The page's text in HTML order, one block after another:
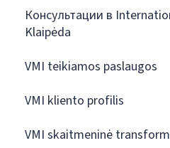
Консультации в
Klaipėda
VMI teikiamos paslaugos
VMI kliento profilis
VMI skaitmeninė